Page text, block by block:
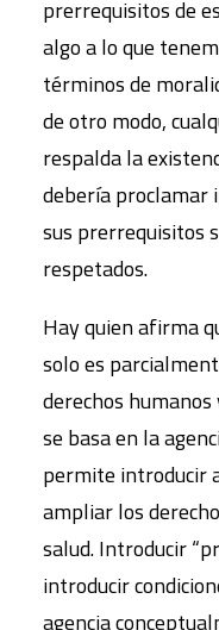
prerrequisitos de
algo a lo que
términos de
de otro modo,
respalda la
debería proclamar
sus prerrequisitos
respetados.
Hay quien afirma
solo es
derechos
se basa en la
permite introducir
ampliar los
salud. Introducir
introducir
agencia